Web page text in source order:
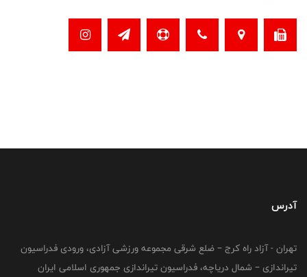
آدرس
تهران - آزاد راه کرج – ضلع شرقی مجموعه ورزشی آزادی، ورودی فدراسیون
تیراندازی – شمال دریاچه، فدراسیون تیراندازی جمهوری اسلامی ایران